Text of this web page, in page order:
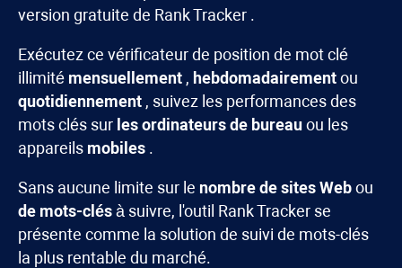
version gratuite de Rank Tracker .
Exécutez ce vérificateur de position de mot clé
illimité mensuellement , hebdomadairementou
quotidiennement , suivez les performances des
mots clés sur les ordinateurs de bureauou les
appareils mobiles .
Sans aucune limite sur le nombre de sites Webou
de mots-clésà suivre, l'outil Rank Tracker se
présente comme la solution de suivi de mots-clés
la plus rentable du marché.